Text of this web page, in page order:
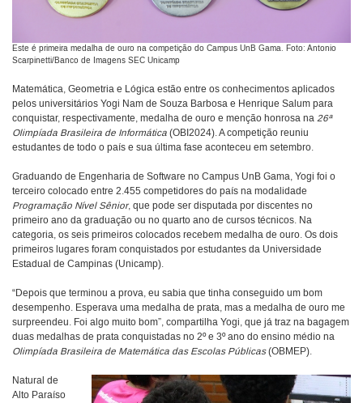
Este é primeira medalha de ouro na competição do Campus UnB Gama. Foto: Antonio
Scarpinetti/Banco de Imagens SEC Unicamp
Matemática, Geometria e Lógica estão entre os conhecimentos aplicados
pelos universitários Yogi Nam de Souza Barbosa e Henrique Salum para
conquistar, respectivamente, medalha de ouro e menção honrosa na 26ª
Olimpíada Brasileira de Informática (OBI2024). A competição reuniu
estudantes de todo o país e sua última fase aconteceu em setembro.
Graduando de Engenharia de Software no Campus UnB Gama, Yogi foi o
terceiro colocado entre 2.455 competidores do país na modalidade
Programação Nível Sênior, que pode ser disputada por discentes no
primeiro ano da graduação ou no quarto ano de cursos técnicos. Na
categoria, os seis primeiros colocados recebem medalha de ouro. Os dois
primeiros lugares foram conquistados por estudantes da Universidade
Estadual de Campinas (Unicamp).
“Depois que terminou a prova, eu sabia que tinha conseguido um bom
desempenho. Esperava uma medalha de prata, mas a medalha de ouro me
surpreendeu. Foi algo muito bom”, compartilha Yogi, que já traz na bagagem
duas medalhas de prata conquistadas no 2º e 3º ano do ensino médio na
Olimpíada Brasileira de Matemática das Escolas Públicas(OBMEP).
Natural de
Alto Paraíso